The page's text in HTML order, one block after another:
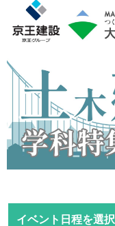
イベント日程を選択